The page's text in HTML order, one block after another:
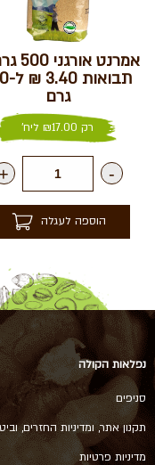
אמרנט
גרם
רק ₪17.00 ליח'
-
+
הוספה לעגלה
נפלאות הקולה
סניפים
תקנון אתר, ומדיניות החזרים,
מדיניות פרטיות